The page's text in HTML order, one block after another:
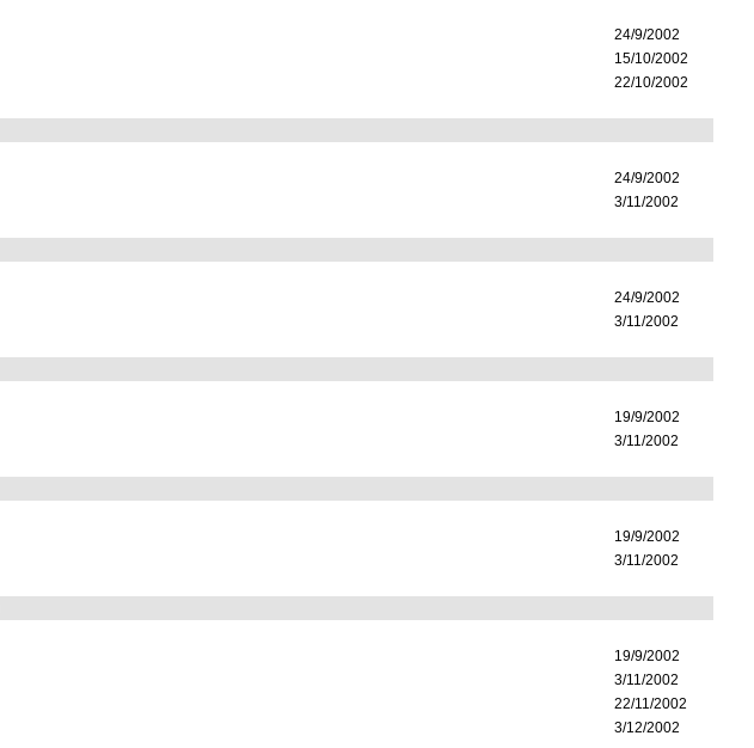
24/9/2002
15/10/2002
22/10/2002
24/9/2002
3/11/2002
24/9/2002
3/11/2002
19/9/2002
3/11/2002
19/9/2002
3/11/2002
19/9/2002
3/11/2002
22/11/2002
3/12/2002